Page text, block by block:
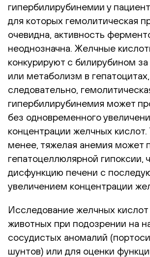
гипербилирубинемии у
для которых гемолитическая
очевидна, активность
неоднозначна. Желчные
конкурируют с билирубином
или метаболизм в гепатоцитах,
следовательно,
гипербилирубинемия может
без одновременного
концентрации желчных
менее, тяжелая анемия может
гепатоцеллюлярной гипоксии,
дисфункцию печени с
увеличением концентрации
Исследование желчных кислот
животных при подозрении на
сосудистых аномалий
шунтов) или для оценки